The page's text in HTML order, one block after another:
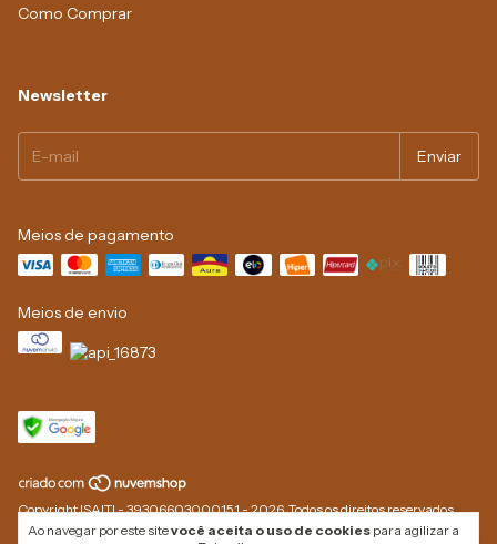
Ao navegar por este sitevocê aceita o uso de cookies para agilizar a
Como Comprar
Newsletter
Meios de pagamento
Meios de envio
Copyright ISAITI - 39306603000151 - 2026. Todos os direitos reservados.